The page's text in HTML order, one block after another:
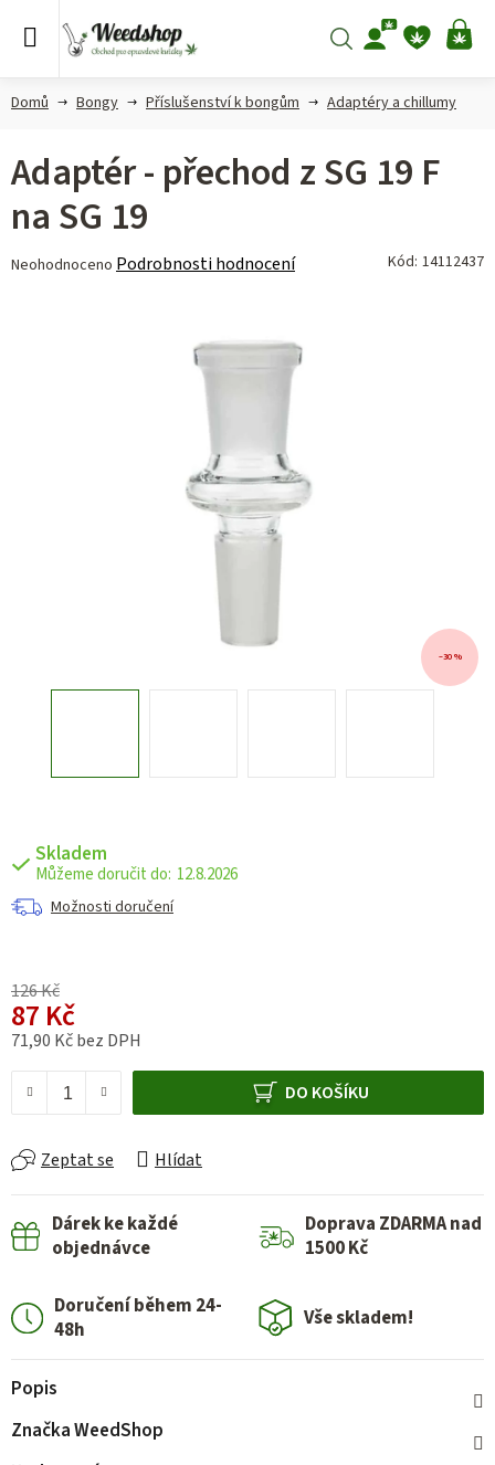
Hledat
Domů Bongy Příslušenství k bongům Adaptéry a chillumy
Skladem
12.8.2026
Možnosti doručení
126 Kč
87 Kč
71,90 Kč bez DPH
DO KOŠÍKU
Zeptat se Hlídat
Adaptér - přechod z SG 19 F
na SG 19
Průměrné
Neohodnoceno Podrobnosti hodnocení Kód: 14112437
–30 %
Dárek ke každé
objednávce
Doprava ZDARMA nad
1500 Kč
Doručení během 24-
48h
Vše skladem!
Popis
ZnačkaWeedShop